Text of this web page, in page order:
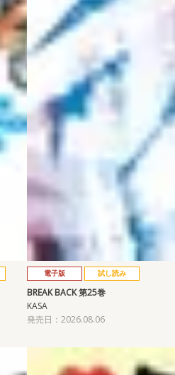
電子版 試し読み
BREAK BACK 第25巻
KASA
発売日：2026.08.06